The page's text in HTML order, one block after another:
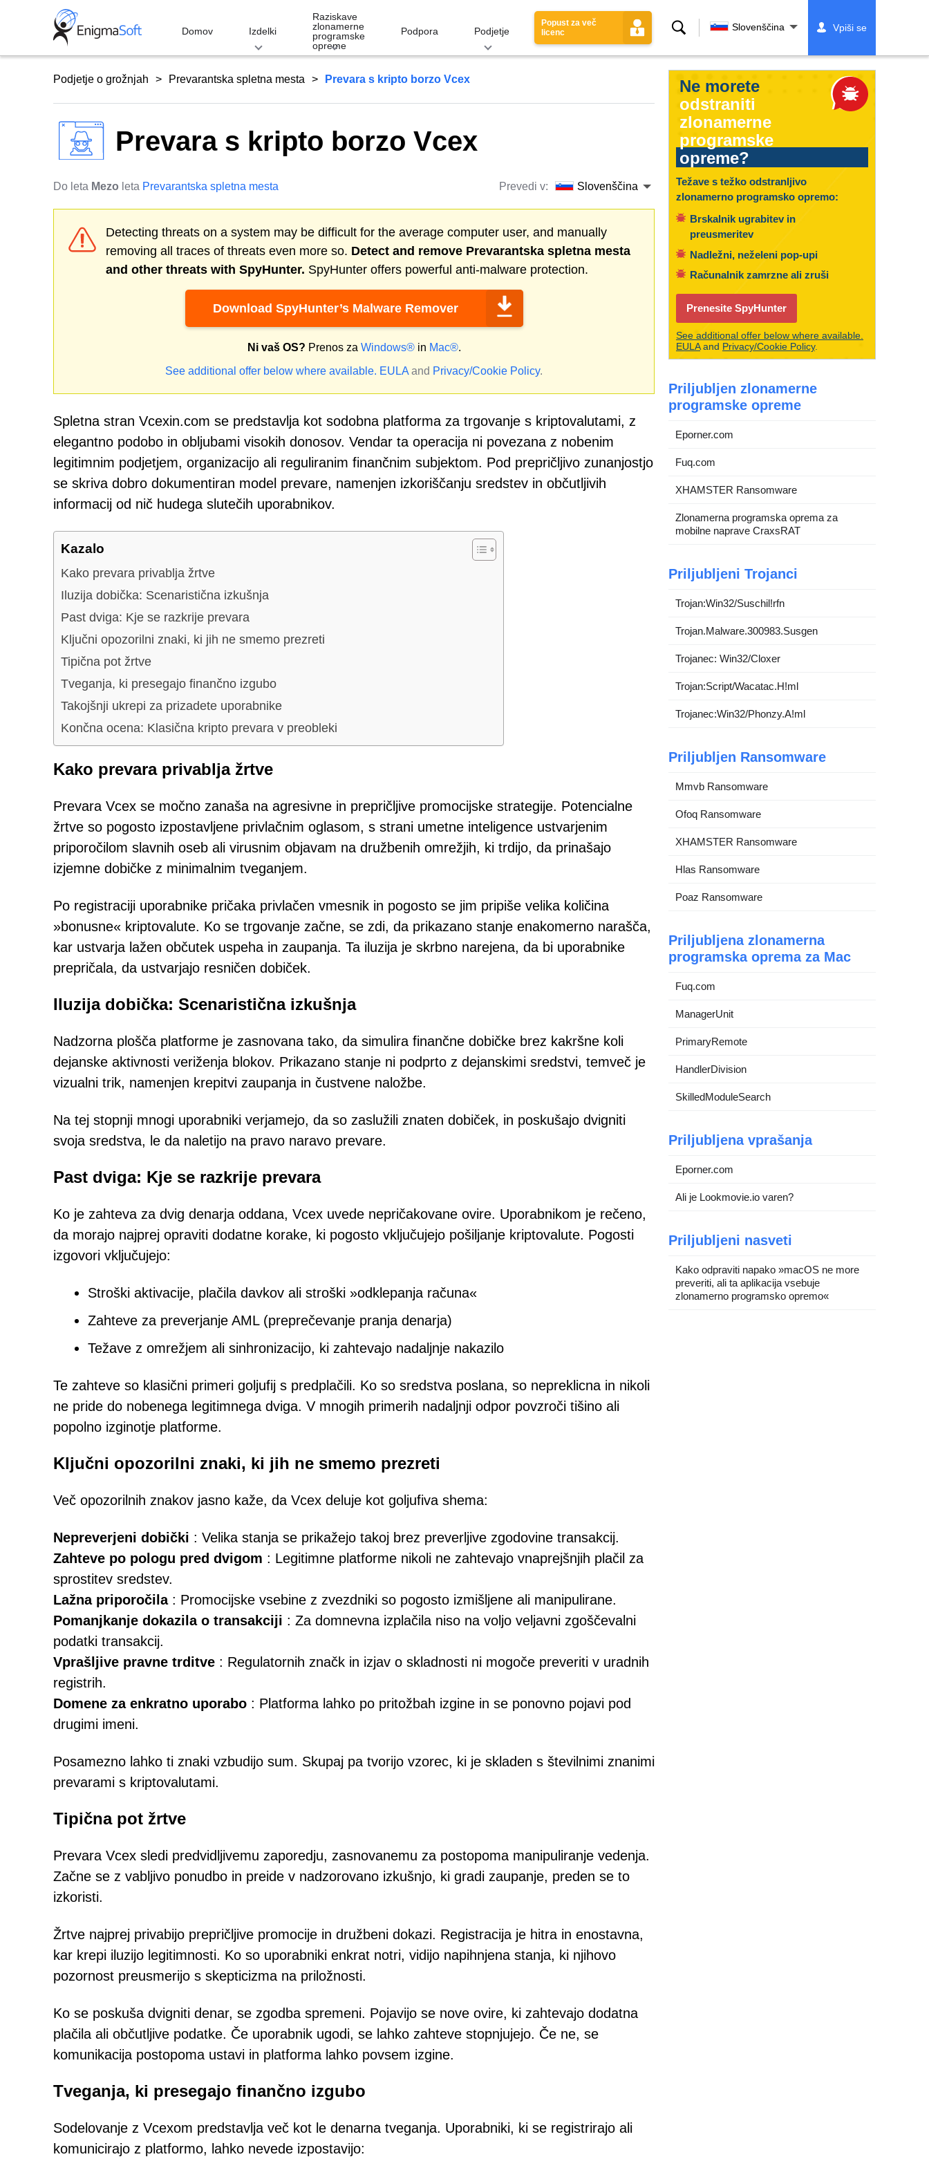
Domov Izdelki
Raziskave
zlonamerne
programske
opreme
Podpora Podjetje
Popust za več
licenc
Iskanje Slovenščina Vpiši se
Podjetje o grožnjah Prevarantska spletna mesta Prevara s kripto borzo Vcex
Prevara s kripto borzo Vcex
Do leta Mezo leta Prevarantska spletna mesta Prevedi v: Slovenščina
Detecting threats on a system may be difficult for the average computer user, and manually
removing all traces of threats even more so. Detect and remove Prevarantska spletna mesta
and other threats with SpyHunter. SpyHunter offers powerful anti-malware protection.
Download SpyHunter’s Malware Remover
Ni vaš OS? Prenos za Windows®in Mac®.
See additional offer below where available. EULA and Privacy/Cookie Policy.
Spletna stran Vcexin.com se predstavlja kot sodobna platforma za trgovanje s kriptovalutami, z
elegantno podobo in obljubami visokih donosov. Vendar ta operacija ni povezana z nobenim
legitimnim podjetjem, organizacijo ali reguliranim finančnim subjektom. Pod prepričljivo zunanjostjo
se skriva dobro dokumentiran model prevare, namenjen izkoriščanju sredstev in občutljivih
informacij od nič hudega slutečih uporabnikov.
Kazalo
Kako prevara privablja žrtve
Iluzija dobička: Scenaristična izkušnja
Past dviga: Kje se razkrije prevara
Ključni opozorilni znaki, ki jih ne smemo prezreti
Tipična pot žrtve
Tveganja, ki presegajo finančno izgubo
Takojšnji ukrepi za prizadete uporabnike
Končna ocena: Klasična kripto prevara v preobleki
Kako prevara privablja žrtve
Prevara Vcex se močno zanaša na agresivne in prepričljive promocijske strategije. Potencialne
žrtve so pogosto izpostavljene privlačnim oglasom, s strani umetne inteligence ustvarjenim
priporočilom slavnih oseb ali virusnim objavam na družbenih omrežjih, ki trdijo, da prinašajo
izjemne dobičke z minimalnim tveganjem.
Po registraciji uporabnike pričaka privlačen vmesnik in pogosto se jim pripiše velika količina
»bonusne« kriptovalute. Ko se trgovanje začne, se zdi, da prikazano stanje enakomerno narašča,
kar ustvarja lažen občutek uspeha in zaupanja. Ta iluzija je skrbno narejena, da bi uporabnike
prepričala, da ustvarjajo resničen dobiček.
Iluzija dobička: Scenaristična izkušnja
Nadzorna plošča platforme je zasnovana tako, da simulira finančne dobičke brez kakršne koli
dejanske aktivnosti veriženja blokov. Prikazano stanje ni podprto z dejanskimi sredstvi, temveč je
vizualni trik, namenjen krepitvi zaupanja in čustvene naložbe.
Na tej stopnji mnogi uporabniki verjamejo, da so zaslužili znaten dobiček, in poskušajo dvigniti
svoja sredstva, le da naletijo na pravo naravo prevare.
Past dviga: Kje se razkrije prevara
Ko je zahteva za dvig denarja oddana, Vcex uvede nepričakovane ovire. Uporabnikom je rečeno,
da morajo najprej opraviti dodatne korake, ki pogosto vključujejo pošiljanje kriptovalute. Pogosti
izgovori vključujejo:
Stroški aktivacije, plačila davkov ali stroški »odklepanja računa«
Zahteve za preverjanje AML (preprečevanje pranja denarja)
Težave z omrežjem ali sinhronizacijo, ki zahtevajo nadaljnje nakazilo
Te zahteve so klasični primeri goljufij s predplačili. Ko so sredstva poslana, so nepreklicna in nikoli
ne pride do nobenega legitimnega dviga. V mnogih primerih nadaljnji odpor povzroči tišino ali
popolno izginotje platforme.
Ključni opozorilni znaki, ki jih ne smemo prezreti
Več opozorilnih znakov jasno kaže, da Vcex deluje kot goljufiva shema:
Nepreverjeni dobički : Velika stanja se prikažejo takoj brez preverljive zgodovine transakcij.
Zahteve po pologu pred dvigom : Legitimne platforme nikoli ne zahtevajo vnaprejšnjih plačil za
sprostitev sredstev.
Lažna priporočila: Promocijske vsebine z zvezdniki so pogosto izmišljene ali manipulirane.
Pomanjkanje dokazila o transakciji : Za domnevna izplačila niso na voljo veljavni zgoščevalni
podatki transakcij.
Vprašljive pravne trditve : Regulatornih značk in izjav o skladnosti ni mogoče preveriti v uradnih
registrih.
Domene za enkratno uporabo : Platforma lahko po pritožbah izgine in se ponovno pojavi pod
drugimi imeni.
Posamezno lahko ti znaki vzbudijo sum. Skupaj pa tvorijo vzorec, ki je skladen s številnimi znanimi
prevarami s kriptovalutami.
Tipična pot žrtve
Prevara Vcex sledi predvidljivemu zaporedju, zasnovanemu za postopoma manipuliranje vedenja.
Začne se z vabljivo ponudbo in preide v nadzorovano izkušnjo, ki gradi zaupanje, preden se to
izkoristi.
Žrtve najprej privabijo prepričljive promocije in družbeni dokazi. Registracija je hitra in enostavna,
kar krepi iluzijo legitimnosti. Ko so uporabniki enkrat notri, vidijo napihnjena stanja, ki njihovo
pozornost preusmerijo s skepticizma na priložnosti.
Ko se poskuša dvigniti denar, se zgodba spremeni. Pojavijo se nove ovire, ki zahtevajo dodatna
plačila ali občutljive podatke. Če uporabnik ugodi, se lahko zahteve stopnjujejo. Če ne, se
komunikacija postopoma ustavi in platforma lahko povsem izgine.
Tveganja, ki presegajo finančno izgubo
Sodelovanje z Vcexom predstavlja več kot le denarna tveganja. Uporabniki, ki se registrirajo ali
komunicirajo z platformo, lahko nevede izpostavijo:
Ne morete
odstraniti
zlonamerne
programske
opreme?
Težave s težko odstranljivo
zlonamerno programsko opremo:
Brskalnik ugrabitev in
preusmeritev
Nadležni, neželeni pop-upi
Računalnik zamrzne ali zruši
Prenesite SpyHunter
See additional offer below where available.
EULAand Privacy/Cookie Policy.
Priljubljen zlonamerne
programske opreme
Eporner.com
Fuq.com
XHAMSTER Ransomware
Zlonamerna programska oprema za
mobilne naprave CraxsRAT
Priljubljeni Trojanci
Trojan:Win32/Suschil!rfn
Trojan.Malware.300983.Susgen
Trojanec: Win32/Cloxer
Trojan:Script/Wacatac.H!ml
Trojanec:Win32/Phonzy.A!ml
Priljubljen Ransomware
Mmvb Ransomware
Ofoq Ransomware
XHAMSTER Ransomware
Hlas Ransomware
Poaz Ransomware
Priljubljena zlonamerna
programska oprema za Mac
Fuq.com
ManagerUnit
PrimaryRemote
HandlerDivision
SkilledModuleSearch
Priljubljena vprašanja
Eporner.com
Ali je Lookmovie.io varen?
Priljubljeni nasveti
Kako odpraviti napako »macOS ne more
preveriti, ali ta aplikacija vsebuje
zlonamerno programsko opremo«